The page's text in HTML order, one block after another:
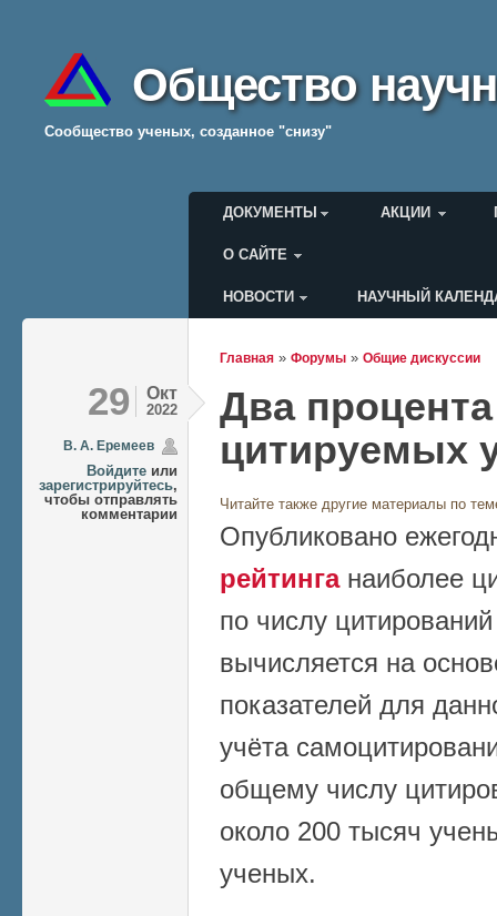
Общество
Cообщество ученых, созданное "снизу"
Главное меню
ДОКУМЕНТЫ АКЦИИ
О САЙТЕ
Меню пользователя
НОВОСТИ НАУЧНЫЙ
Главная » Форумы » Общие дискуссии
29 Окт
2022
В. А. Еремеев
Войдите или
зарегистрируйтесь,
чтобы отправлять
комментарии
Два
цитируемых
Читайте также другие материалы по
Опубликовано
рейтинга наиболее
по числу
вычисляется на
показателей для
учёта
общему числу
около 200 тысяч
ученых.